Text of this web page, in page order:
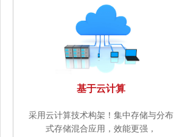
基于云计算
采用云计算技术构架！集中存储与分布
式存储混合应用，效能更强，